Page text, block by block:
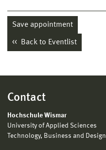
Save appointment
Back to Eventlist
Contact
Hochschule Wismar
University of Applied Sciences
Technology, Business and Design